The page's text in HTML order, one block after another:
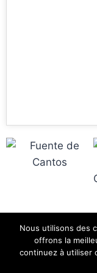
© 2026 -
Nous utilisons des
offrons la
continuez à utiliser